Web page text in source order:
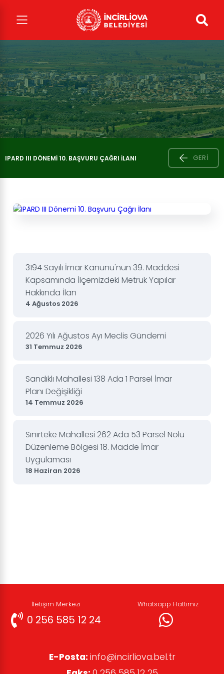
IPARD III DÖNEMI 10. BAŞVURU ÇAĞRI İLANI GERI
3194 Sayılı İmar Kanunu'nun 39. Maddesi
Kapsamında İlçemizdeki Metruk Yapılar
Hakkında İlan
4 Ağustos 2026
2026 Yılı Ağustos Ayı Meclis Gündemi
31 Temmuz 2026
Sandıklı Mahallesi 138 Ada 1 Parsel İmar
Planı Değişikliği
14 Temmuz 2026
Sınırteke Mahallesi 262 Ada 53 Parsel Nolu
Düzenleme Bölgesi 18. Madde İmar
Uygulaması
18 Haziran 2026
İletişim Merkezi
0 256 585 12 24
Whatsapp Hattımız
E-Posta: info@incirliova.bel.tr